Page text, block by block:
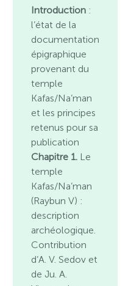
Introduction:
l’état de la
documentation
épigraphique
provenant du
temple
Kafas/Na’man
et les principes
retenus pour sa
publication
Chapitre 1. Le
temple
Kafas/Na’man
(Raybun V) :
description
archéologique.
Contribution
d’A. V. Sedov et
de Ju. A.